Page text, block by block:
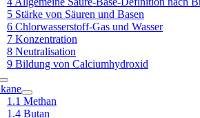
5 Stärke von Säuren und Basen
6 Chlorwasserstoff-Gas und Wasser
7 Konzentration
8 Neutralisation
9 Bildung von Calciumhydroxid
1.1 Methan
1.4 Butan